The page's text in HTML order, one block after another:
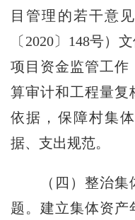
目管理的若干意
〔2020〕 148号）
项目资金监管工作
算审计和工程量复
依据，保障村集
据、支出规范。
（四）整治
题。建立集体资产